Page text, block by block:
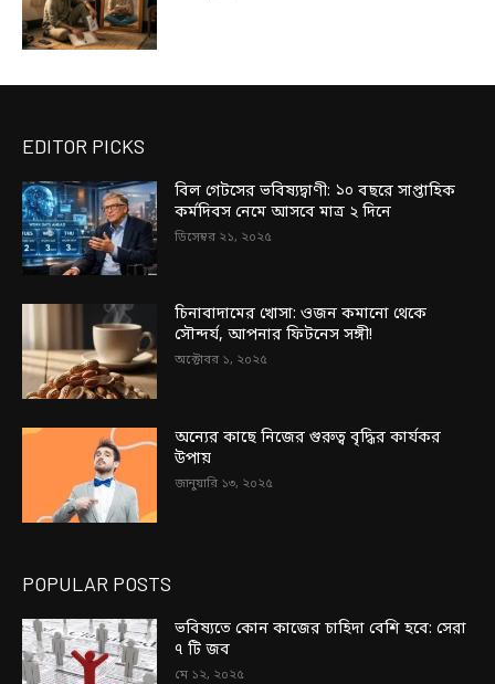
EDITOR PICKS
বিল গেটসের ভবিষ্যদ্বাণী: ১০ বছরে সাপ্তাহিক
কর্মদিবস নেমে আসবে মাত্র ২ দিনে
ডিসেম্বর ২১, ২০২৫
চিনাবাদামের খোসা: ওজন কমানো থেকে
সৌন্দর্য, আপনার ফিটনেস সঙ্গী!
অক্টোবর ১, ২০২৫
অন্যের কাছে নিজের গুরুত্ব বৃদ্ধির কার্যকর
উপায়
জানুয়ারি ১৩, ২০২৫
POPULAR POSTS
ভবিষ্যতে কোন কাজের চাহিদা বেশি হবে: সেরা
৭ টি জব
মে ১২, ২০২৫